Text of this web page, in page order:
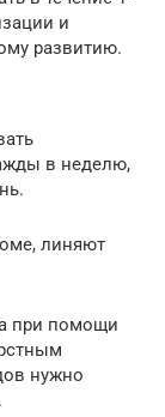
и
развитию.
в неделю,
линяют
при помощи
нужно